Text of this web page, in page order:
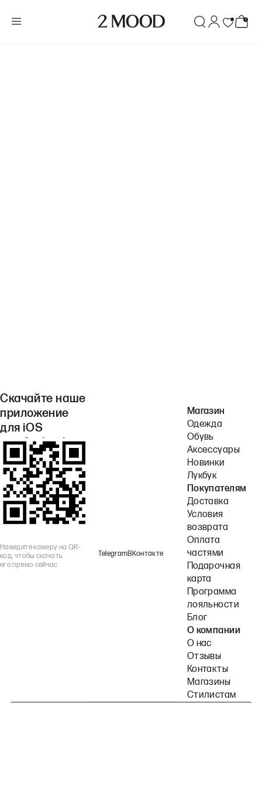
Скачайте наше
приложение
для iOS
или Android.
Наведите камеру на QR-
код, чтобы скачать
его прямо сейчас
TelegramВКонтакте
Магазин
Одежда
Обувь
Аксессуары
Новинки
Лукбук
Покупателям
Доставка
Условия
возврата
Оплата
частями
Подарочная
карта
Программа
лояльности
Блог
О компании
О нас
Отзывы
Контакты
Магазины
Стилистам